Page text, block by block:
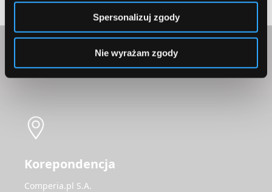
Spersonalizuj zgody
Nie wyrażam zgody
Skontaktuj się z nami
Korepondencja
Comperia.pl S.A.